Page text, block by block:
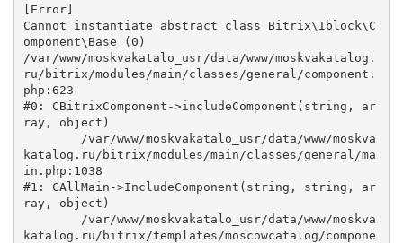
[Error]
Cannot instantiate abstract class Bitrix\Iblock\C
omponent\Base (0)
/var/www/moskvakatalo_usr/data/www/moskvakatalog.
ru/bitrix/modules/main/classes/general/component.
php:623
#0: CBitrixComponent->includeComponent(string, ar
ray, object)
katalog.ru/bitrix/modules/main/classes/general/ma
in.php:1038
#1: CAllMain->IncludeComponent(string, string, ar
ray, object)
katalog.ru/bitrix/templates/moscowcatalog/compone